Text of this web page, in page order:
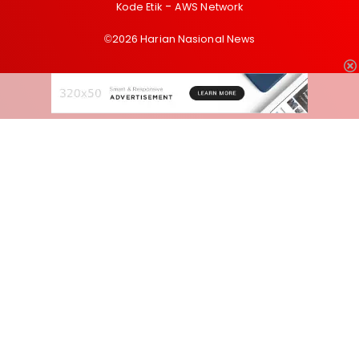
Kode Etik
AWS Network
©2026 Harian Nasional News